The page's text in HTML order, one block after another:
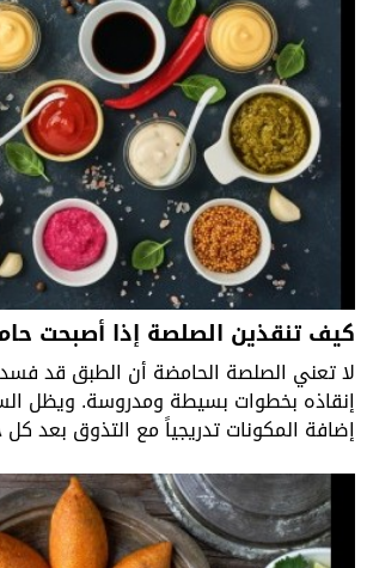
كيف تنقذين الصلصة إذا أصبحت
لا تعني الصلصة الحامضة أن الطبق قد
إنقاذه بخطوات بسيطة ومدروسة. ويظل
إضافة المكونات تدريجياً مع التذوق بعد